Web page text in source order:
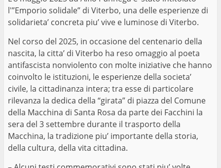
l'”Emporio solidale” di Viterbo, una delle esperienze di
solidarieta’ concreta piu’ vive e luminose di Viterbo.
Nel corso del 2025, in occasione del centenario della
nascita, la citta’ di Viterbo ha reso omaggio al poeta
antifascista nonviolento con molte iniziative che hanno
coinvolto le istituzioni, le esperienze della societa’
civile, la cittadinanza intera; tra esse di particolare
rilevanza la dedica della “girata” di piazza del Comune
della Macchina di Santa Rosa da parte dei Facchini la
sera del 3 settembre durante il trasporto della
Macchina, la tradizione piu’ importante della storia,
della cultura, della vita cittadina.